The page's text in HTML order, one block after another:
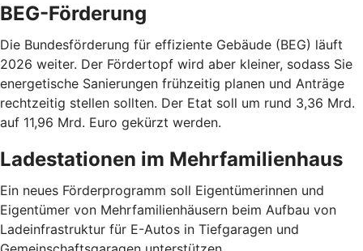
BEG-Förderung
Die Bundesförderung für effiziente Gebäude (BEG) läuft
2026 weiter. Der Fördertopf wird aber kleiner, sodass Sie
energetische Sanierungen frühzeitig planen und Anträge
rechtzeitig stellen sollten. Der Etat soll um rund 3,36 Mrd.
auf 11,96 Mrd. Euro gekürzt werden.
Ladestationen im Mehrfamilienhaus
Ein neues Förderprogramm soll Eigentümerinnen und
Eigentümer von Mehrfamilienhäusern beim Aufbau von
Ladeinfrastruktur für E-Autos in Tiefgaragen und